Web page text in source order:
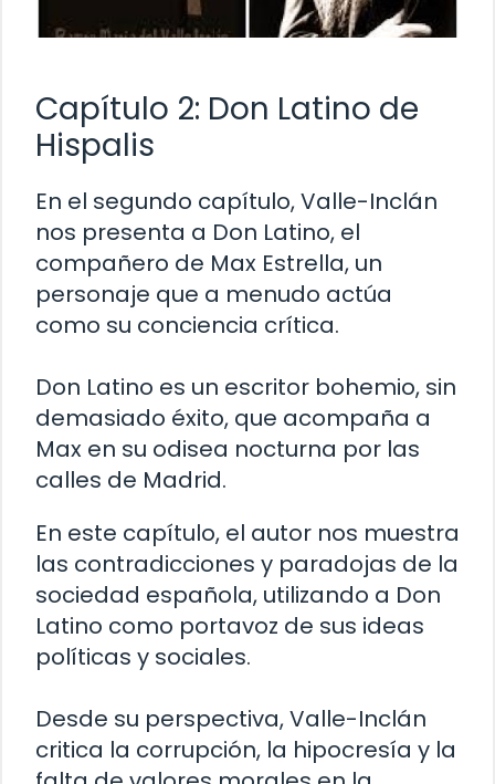
Capítulo 2: Don Latino de
Hispalis
En el segundo capítulo, Valle-Inclán
nos presenta a Don Latino, el
compañero de Max Estrella, un
personaje que a menudo actúa
como su conciencia crítica.
Don Latino es un escritor bohemio, sin
demasiado éxito, que acompaña a
Max en su odisea nocturna por las
calles de Madrid.
En este capítulo, el autor nos muestra
las contradicciones y paradojas de la
sociedad española, utilizando a Don
Latino como portavoz de sus ideas
políticas y sociales.
Desde su perspectiva, Valle-Inclán
critica la corrupción, la hipocresía y la